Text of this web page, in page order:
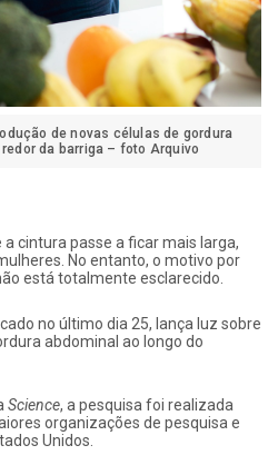
de novas células de gordura
da barriga – foto Arquivo
cintura passe a ficar mais larga,
No entanto, o motivo por
está totalmente esclarecido.
no último dia 25, lança luz sobre
abdominal ao longo do
Science, a pesquisa foi realizada
organizações de pesquisa e
Unidos.